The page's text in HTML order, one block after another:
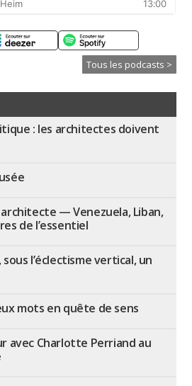
Tous les podcasts >
: les architectes doivent
architecte — Venezuela, Liban,
de l’essentiel
l’éclectisme vertical, un
mots en quête de sens
avec Charlotte Perriand au